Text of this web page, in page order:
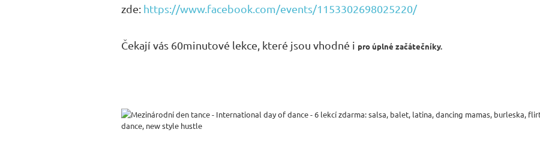
zde: https://www.facebook.com/events/1153302698025220/
Čekají vás 60minutové lekce, které jsou vhodné i pro úplné začátečníky.